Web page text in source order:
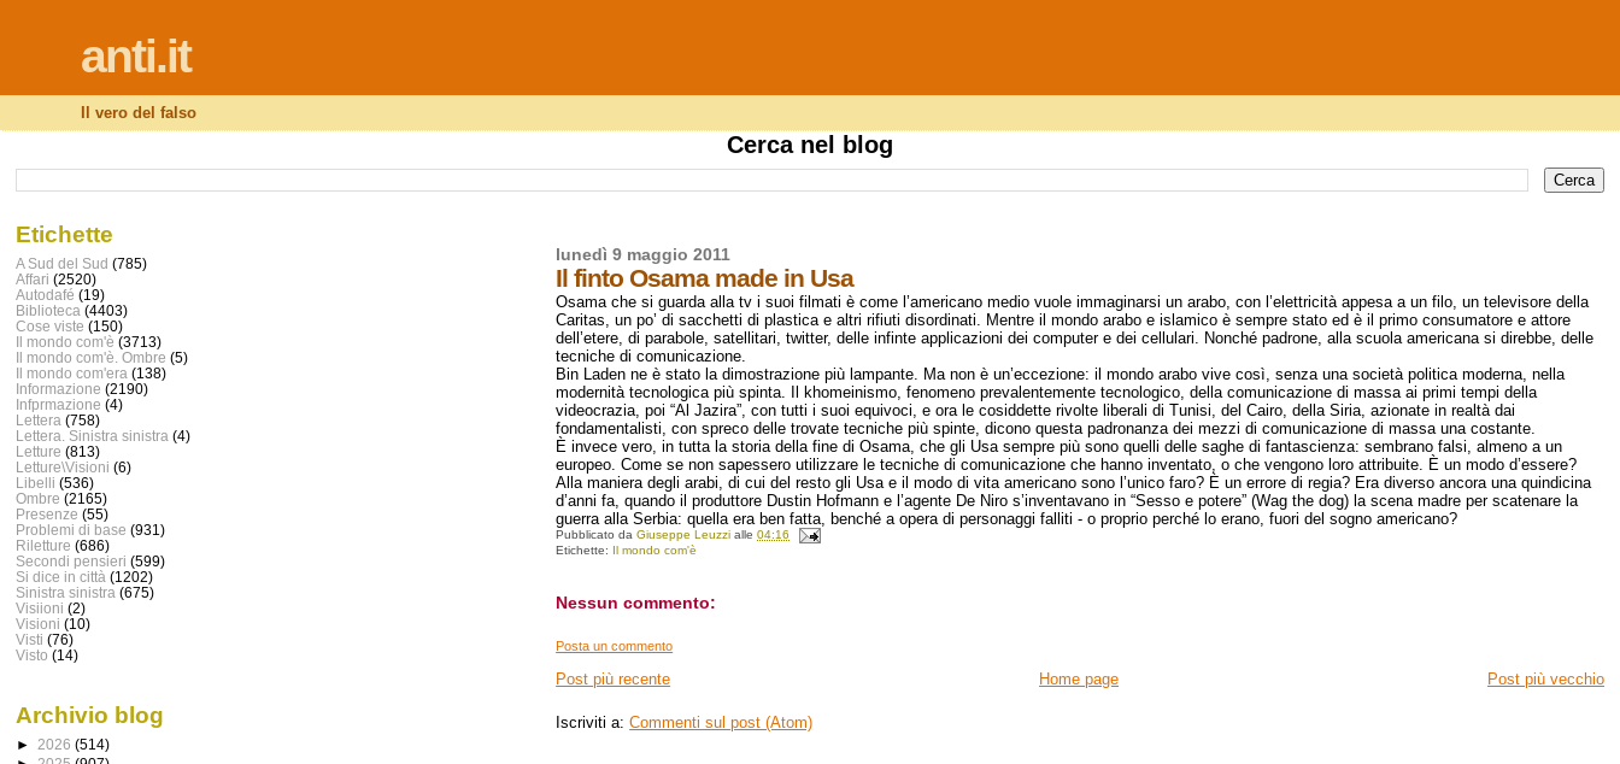
anti.it
Il vero del falso
Cerca nel blog
lunedì 9 maggio 2011
Il finto Osama made in Usa
Osama che si guarda alla tv i suoi filmati è come l’americano medio vuole immaginarsi un arabo, con l’elettricità appesa a un filo, un televisore della
Caritas, un po’ di sacchetti di plastica e altri rifiuti disordinati. Mentre il mondo arabo e islamico è sempre stato ed è il primo consumatore e attore
dell’etere, di parabole, satellitari, twitter, delle infinte applicazioni dei computer e dei cellulari. Nonché padrone, alla scuola americana si direbbe, delle
tecniche di comunicazione.
Bin Laden ne è stato la dimostrazione più lampante. Ma non è un’eccezione: il mondo arabo vive così, senza una società politica moderna, nella
modernità tecnologica più spinta. Il khomeinismo, fenomeno prevalentemente tecnologico, della comunicazione di massa ai primi tempi della
videocrazia, poi “Al Jazira”, con tutti i suoi equivoci, e ora le cosiddette rivolte liberali di Tunisi, del Cairo, della Siria, azionate in realtà dai
fondamentalisti, con spreco delle trovate tecniche più spinte, dicono questa padronanza dei mezzi di comunicazione di massa una costante.
È invece vero, in tutta la storia della fine di Osama, che gli Usa sempre più sono quelli delle saghe di fantascienza: sembrano falsi, almeno a un
europeo. Come se non sapessero utilizzare le tecniche di comunicazione che hanno inventato, o che vengono loro attribuite. È un modo d’essere?
Alla maniera degli arabi, di cui del resto gli Usa e il modo di vita americano sono l’unico faro? È un errore di regia? Era diverso ancora una quindicina
d’anni fa, quando il produttore Dustin Hofmann e l’agente De Niro s’inventavano in “Sesso e potere” (Wag the dog) la scena madre per scatenare la
guerra alla Serbia: quella era ben fatta, benché a opera di personaggi falliti - o proprio perché lo erano, fuori del sogno americano?
Pubblicato daGiuseppe Leuzzi alle04:16
Etichette: Il mondo com'è
Nessun commento:
Posta un commento
Post più recente Post più vecchio
Home page
Iscriviti a:Commenti sul post (Atom)
Etichette
A Sud del Sud (785)
Affari (2520)
Autodafé (19)
Biblioteca (4403)
Cose viste (150)
Il mondo com'è (3713)
Il mondo com'è. Ombre (5)
Il mondo com'era (138)
Informazione (2190)
Infprmazione (4)
Lettera (758)
Lettera. Sinistra sinistra (4)
Letture (813)
Letture\Visioni (6)
Libelli (536)
Ombre (2165)
Presenze (55)
Problemi di base (931)
Riletture (686)
Secondi pensieri (599)
Si dice in città (1202)
Sinistra sinistra (675)
Visiioni (2)
Visioni (10)
Visti (76)
Visto (14)
Archivio blog
► 2026 (514)